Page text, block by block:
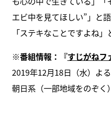
エビ中を見てほしい”」と
「ステキなことですよね」
※番組情報：『すじがねフ
2019年12月18日（水）よ
朝日系（一部地域をのぞく）